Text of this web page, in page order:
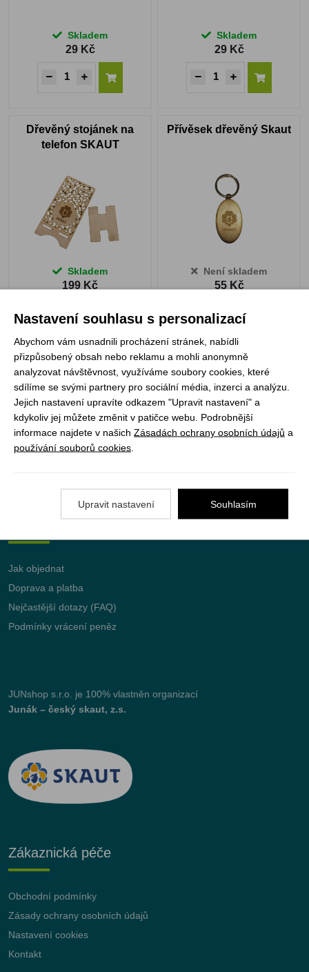
Skladem
29 Kč
Skladem
29 Kč
Dřevěný stojánek na
telefon SKAUT
Skladem
199 Kč
Přívěsek dřevěný Skaut
Není skladem
55 Kč
1
Registrujte se k odběru newsletteru a už Vám
nic neunikne
Jak objednat
Doprava a platba
Nejčastější dotazy (FAQ)
Podmínky vrácení peněz
JUNshop s.r.o.
je 100% vlastněn organizací
Junák – český skaut, z.s.
Zákaznická péče
Obchodní podmínky
Zásady ochrany osobních údajů
Nastavení cookies
Kontakt
Nastavení souhlasu s personalizací
Abychom vám usnadnili procházení stránek, nabídli
přizpůsobený obsah nebo reklamu a mohli anonymně
analyzovat návštěvnost, využíváme soubory cookies, které
sdílíme se svými partnery pro sociální média, inzerci a analýzu.
Jejich nastavení upravíte odkazem "Upravit nastavení" a
kdykoliv jej můžete změnit v patičce webu. Podrobnější
informace najdete v našich Zásadách ochrany osobních údajů a
používání souborů cookies
Upravit nastavení Souhlasím